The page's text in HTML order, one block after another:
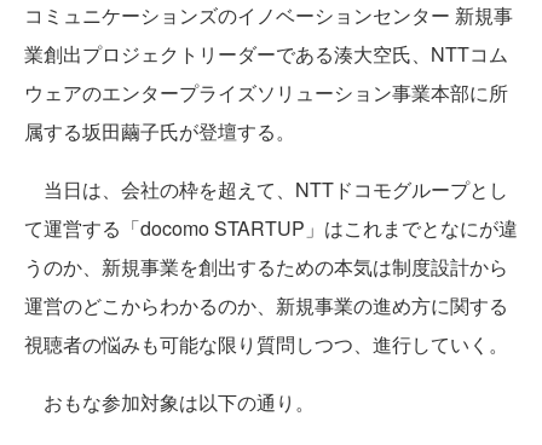
コミュニケーションズのイノベーションセンター 新規事
業創出プロジェクトリーダーである湊大空氏、NTTコム
ウェアのエンタープライズソリューション事業本部に所
属する坂田繭子氏が登壇する。
当日は、会社の枠を超えて、NTTドコモグループとし
て運営する「docomo STARTUP」はこれまでとなにが違
うのか、新規事業を創出するための本気は制度設計から
運営のどこからわかるのか、新規事業の進め方に関する
視聴者の悩みも可能な限り質問しつつ、進行していく。
おもな参加対象は以下の通り。